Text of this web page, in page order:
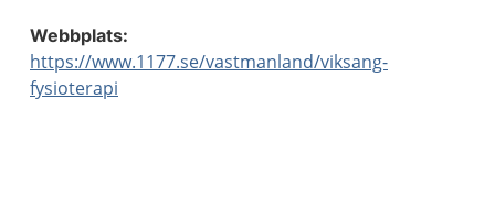
Webbplats:
https://www.1177.se/vastmanland/viksang-
fysioterapi